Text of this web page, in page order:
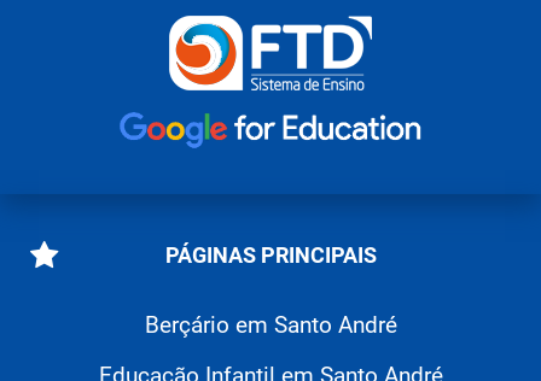
PÁGINAS PRINCIPAIS
Berçário em Santo André
Educação Infantil em Santo André